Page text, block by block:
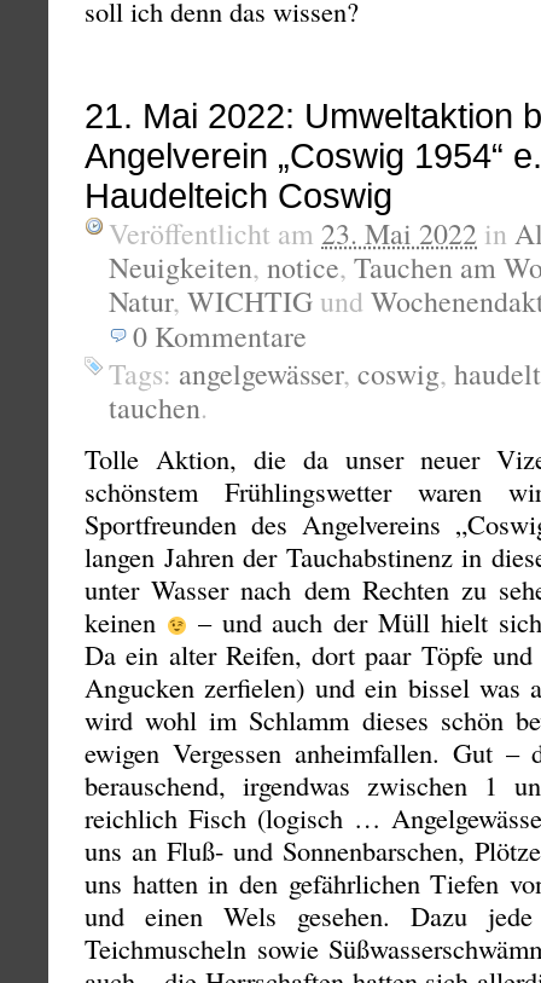
soll ich denn das wissen?
21. Mai 2022: Umweltaktion
Angelverein „Coswig 1954“
Haudelteich Coswig
Veröffentlicht am 23. Mai 2022 in
Neuigkeiten, notice, Tauchen am
Natur, WICHTIG und
0 Kommentare
Tags: angelgewässer, coswig,
tauchen.
Tolle Aktion, die da unser neuer
schönstem Frühlingswetter waren
Sportfreunden des Angelvereins
langen Jahren der Tauchabstinenz in
unter Wasser nach dem Rechten zu
keinen
– und auch der Müll hielt
Da ein alter Reifen, dort paar Töpfe
Angucken zerfielen) und ein bissel was
wird wohl im Schlamm dieses schön
ewigen Vergessen anheimfallen. Gut
berauschend, irgendwas zwischen 1
reichlich Fisch (logisch …
uns an Fluß- und Sonnenbarschen,
uns hatten in den gefährlichen Tiefen
und einen Wels gesehen. Dazu
Teichmuscheln sowie